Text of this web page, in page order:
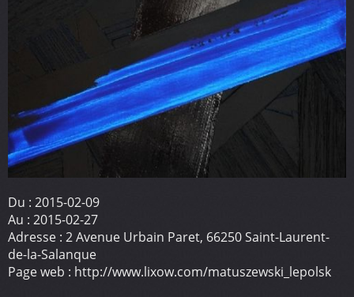
Du : 2015-02-09
Au : 2015-02-27
Adresse : 2 Avenue Urbain Paret, 66250 Saint-Laurent-
de-la-Salanque
Page web : http://www.lixow.com/matuszewski_lepolsk